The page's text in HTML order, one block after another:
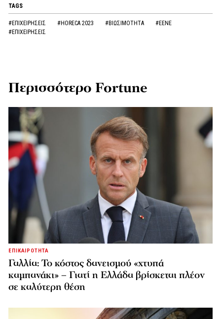
TAGS
#ΕΠΙΧΕΙΡΗΣΕΙΣ #HORECA 2023 #ΒΙΩΣΙΜΟΤΗΤΑ
#ΕΕΝΕ
#ΕΠΙΧΕΙΡΗΣΕΙΣ
Περισσότερο Fortune
ΕΠΙΚΑΙΡΟΤΗΤΑ
Γαλλία: Το κόστος δανεισμού «χτυπά
καμπανάκι» – Γιατί η Ελλάδα βρίσκεται πλέον
σε καλύτερη θέση